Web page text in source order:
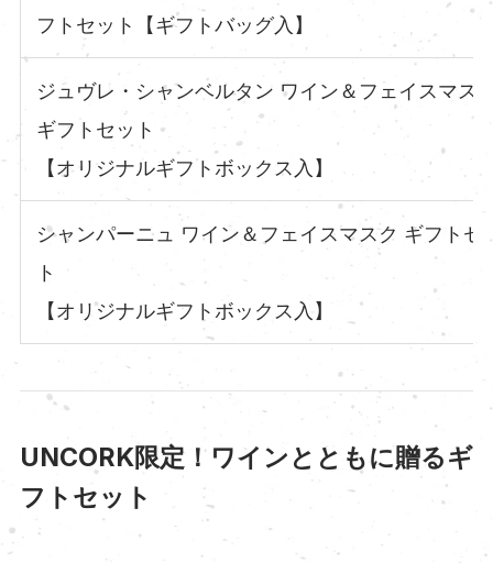
フトセット【ギフトバッグ入】
ジュヴレ・シャンベルタン ワイン＆フェイスマス
ギフトセット
【オリジナルギフトボックス入】
シャンパーニュ ワイン＆フェイスマスク ギフトセ
ト
【オリジナルギフトボックス入】
UNCORK限定！ワインとともに贈るギ
フトセット